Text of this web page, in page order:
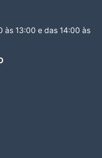
às 13:00 e das 14:00 às